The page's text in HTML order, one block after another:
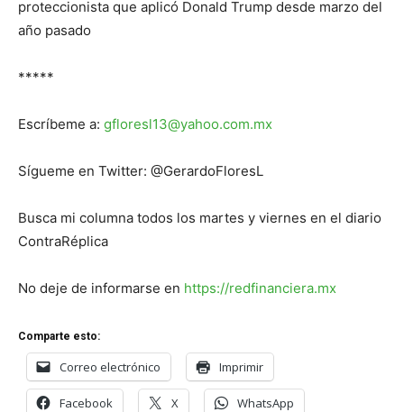
proteccionista que aplicó Donald Trump desde marzo del
año pasado
*****
Escríbeme a: gfloresl13@yahoo.com.mx
Sígueme en Twitter: @GerardoFloresL
Busca mi columna todos los martes y viernes en el diario
ContraRéplica
No deje de informarse en https://redfinanciera.mx
Comparte esto:
Correo electrónico Imprimir
Facebook X WhatsApp